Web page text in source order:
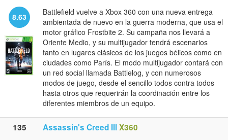
8.63
Battlefield vuelve a Xbox 360 con una nueva entrega
ambientada de nuevo en la guerra moderna, que usa el
motor gráfico Frostbite 2. Su campaña nos llevará a
Oriente Medio, y su multijugador tendrá escenarios
tanto en lugares clásicos de los juegos bélicos como en
ciudades como París. El modo multijugador contará con
un red social llamada Battlelog, y con numerosos
modos de juego, desde el sencillo todos contra todos
hasta otros que requerirán la coordinación entre los
diferentes miembros de un equipo.
135 Assassin's Creed IIIX360